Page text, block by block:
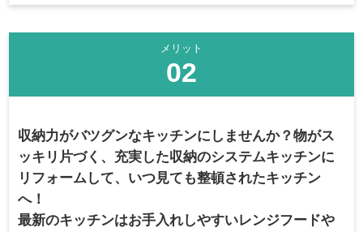
メリット
02
収納力がバツグンなキッチンにしませんか？ 物がス
ッキリ片づく、充実した収納のシステムキッチンに
リフォームして、いつ見ても整頓されたキッチン
へ！
最新のキッチンはお手入れしやすいレンジフードや